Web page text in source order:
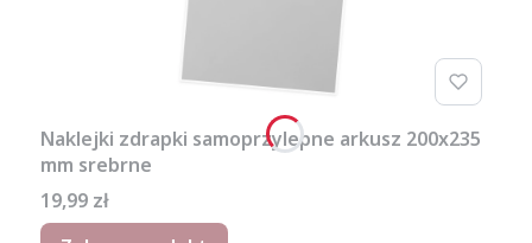
Naklejki zdrapki samoprzylepne arkusz 200x235
mm srebrne
Cena
19,99 zł